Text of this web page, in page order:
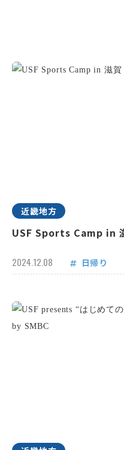
近畿地方
USF Sports Camp in
2024.12.08 日帰り